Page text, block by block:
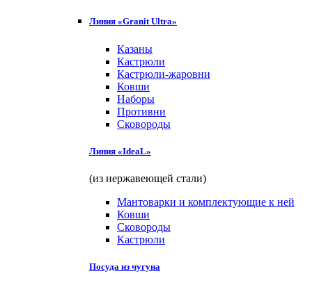
Линия «Granit Ultra»
Казаны
Кастрюли
Кастрюли-жаровни
Ковши
Наборы
Противни
Сковороды
Линия «IdeaL»
(из нержавеющей стали)
Мантоварки и комплектующие к ней
Ковши
Сковороды
Кастрюли
Посуда из чугуна